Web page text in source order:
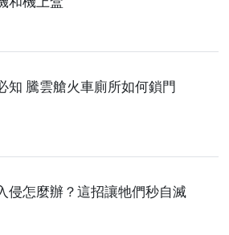
知 騰雲艙火車廁所如何鎖門
侵怎麼辦？這招讓牠們秒自滅